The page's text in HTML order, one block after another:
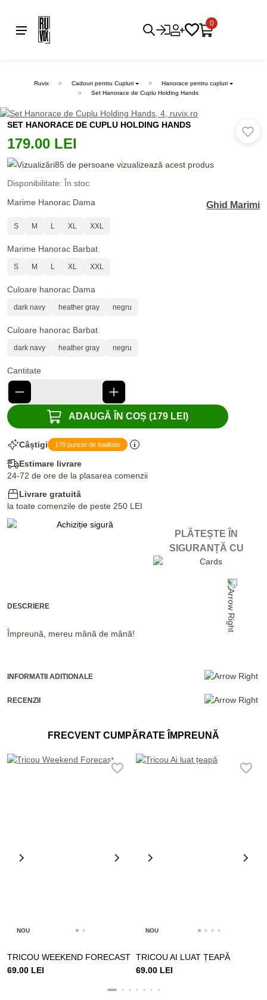
0
Ruvix Cadouri pentru Cupluri
Hanorace pentru cupluri
Set Hanorace de Cuplu Holding Hands
SET HANORACE DE CUPLU HOLDING HANDS
179.00 LEI
85 de persoane vizualizează acest produs
Disponibilitate: În stoc
Marime Hanorac Dama
Ghid Marimi
S M L XL XXL
Marime Hanorac Barbat
S M L XL XXL
Culoare hanorac Dama
dark navy heather gray negru
Culoare hanorac Barbat
dark navy heather gray negru
Cantitate
ADAUGĂ ÎN COȘ (179 LEI)
Câștigi 179 puncte de loialitate
Estimare livrare
24-72 de ore de la plasarea comenzii
Livrare gratuită
la toate comenzile de peste 250 LEI
PLĂTEȘTE ÎN
SIGURANȚĂ CU
DESCRIERE
Împreună, mereu mână de mână!
INFORMATII ADITIONALE
RECENZII
FRECVENT CUMPĂRATE ÎMPREUNĂ
NOU
TRICOU WEEKEND FORECAST
69.00 LEI
NOU
TRICOU AI LUAT ȚEAPĂ
69.00 LEI